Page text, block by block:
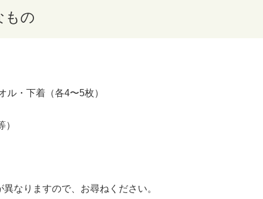
もの
ル・下着（各4〜5枚）
なりますので、お尋ねください。